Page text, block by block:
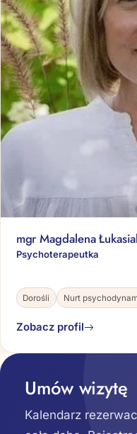
mgr Magdalena
Psychoterapeutka
Dorośli Nurt
Zobacz profil
Umów wizytę
Kalendarz